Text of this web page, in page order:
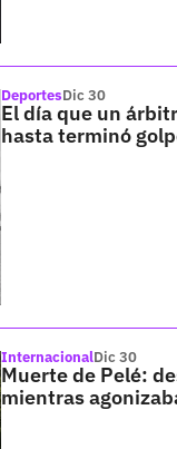
DeportesDic 30
El día que un
hasta terminó
InternacionalDic 30
Muerte de Pelé:
mientras